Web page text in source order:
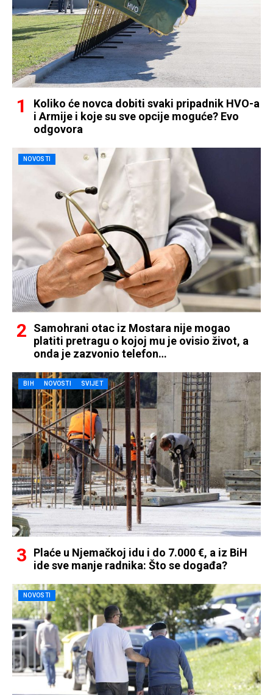
Koliko će novca dobiti svaki pripadnik HVO-a
i Armije i koje su sve opcije moguće? Evo
odgovora
NOVOSTI
Samohrani otac iz Mostara nije mogao
platiti pretragu o kojoj mu je ovisio život, a
onda je zazvonio telefon…
BIH NOVOSTI SVIJET
Plaće u Njemačkoj idu i do 7.000 €, a iz BiH
ide sve manje radnika: Što se događa?
NOVOSTI